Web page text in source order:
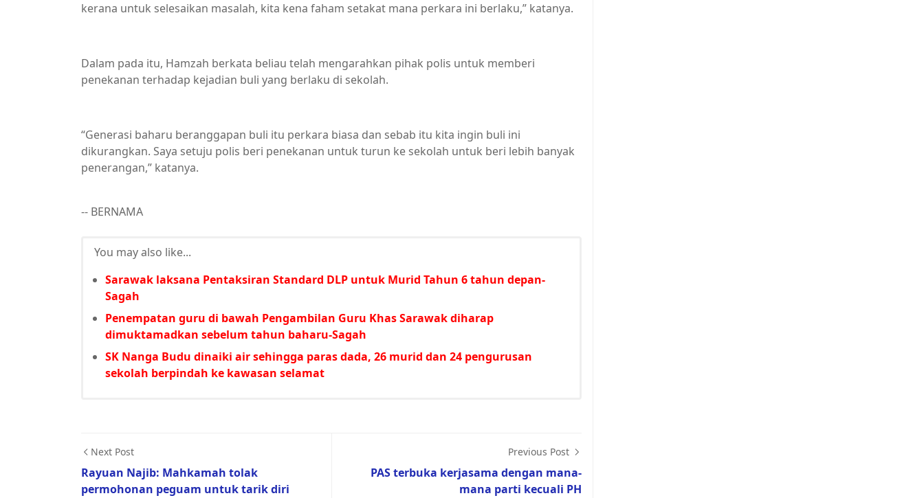
kerana untuk selesaikan masalah, kita kena faham setakat mana perkara ini berlaku,” katanya.
Dalam pada itu, Hamzah berkata beliau telah mengarahkan pihak polis untuk memberi
penekanan terhadap kejadian buli yang berlaku di sekolah.
“Generasi baharu beranggapan buli itu perkara biasa dan sebab itu kita ingin buli ini
dikurangkan. Saya setuju polis beri penekanan untuk turun ke sekolah untuk beri lebih banyak
penerangan,” katanya.
-- BERNAMA
You may also like...
Sarawak laksana Pentaksiran Standard DLP untuk Murid Tahun 6 tahun depan-
Sagah
Penempatan guru di bawah Pengambilan Guru Khas Sarawak diharap
dimuktamadkan sebelum tahun baharu-Sagah
SK Nanga Budu dinaiki air sehingga paras dada, 26 murid dan 24 pengurusan
sekolah berpindah ke kawasan selamat
Next Post
Rayuan Najib: Mahkamah tolak
permohonan peguam untuk tarik diri
Previous Post
PAS terbuka kerjasama dengan mana-
mana parti kecuali PH